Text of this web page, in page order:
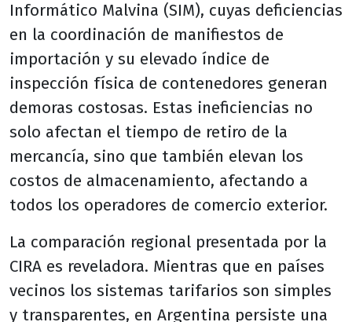
Informático Malvina (SIM), cuyas deficiencias
en la coordinación de manifiestos de
importación y su elevado índice de
inspección física de contenedores generan
demoras costosas. Estas ineficiencias no
solo afectan el tiempo de retiro de la
mercancía, sino que también elevan los
costos de almacenamiento, afectando a
todos los operadores de comercio exterior.
La comparación regional presentada por la
CIRA es reveladora. Mientras que en países
vecinos los sistemas tarifarios son simples
y transparentes, en Argentina persiste una